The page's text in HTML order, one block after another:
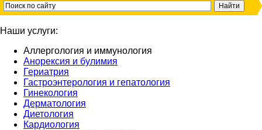
Наши услуги:
Аллергология и иммунология
Анорексия и булимия
Гериатрия
Гастроэнтерология и гепатология
Гинекология
Дерматология
Диетология
Кардиология